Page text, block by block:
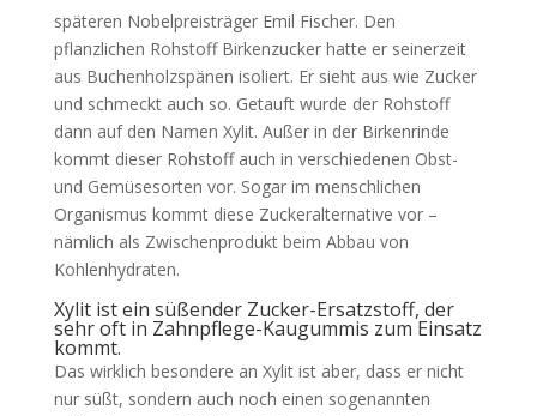
späteren Nobelpreisträger Emil Fischer. Den
pflanzlichen Rohstoff Birkenzucker hatte er seinerzeit
aus Buchenholzspänen isoliert. Er sieht aus wie Zucker
und schmeckt auch so. Getauft wurde der Rohstoff
dann auf den Namen Xylit. Außer in der Birkenrinde
kommt dieser Rohstoff auch in verschiedenen Obst-
und Gemüsesorten vor. Sogar im menschlichen
Organismus kommt diese Zuckeralternative vor –
nämlich als Zwischenprodukt beim Abbau von
Kohlenhydraten.
Xylit ist ein süßender Zucker-Ersatzstoff, der
sehr oft in Zahnpflege-Kaugummis zum Einsatz
kommt.
Das wirklich besondere an Xylit ist aber, dass er nicht
nur süßt, sondern auch noch einen sogenannten